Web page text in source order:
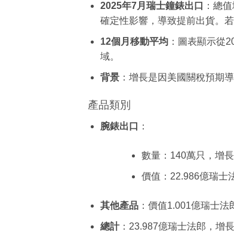
2025年7月瑞士鐘錶出口
：總
確定性影響，導致提前出貨。
12個月移動平均：圖表顯示從
域。
背景：增長是因美國關稅預期
產品類別
腕錶出口 ：
數量：140萬只，增長
價值：22.986億瑞士
其他產品：價值1.001億瑞士法
總計：23.987億瑞士法郎，增長